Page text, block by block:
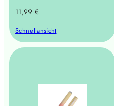
Regulärer
11,99 €
Schnellansicht